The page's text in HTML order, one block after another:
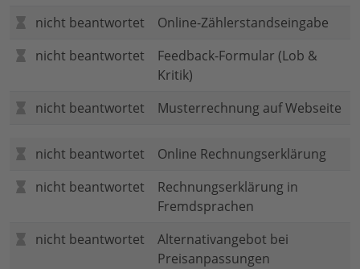
nicht beantwortet
Online-Zählerstandseingabe
nicht beantwortet
Feedback-Formular (Lob &
Kritik)
nicht beantwortet
Musterrechnung auf Webseite
nicht beantwortet
Online Rechnungserklärung
nicht beantwortet
Rechnungserklärung in
Fremdsprachen
nicht beantwortet
Alternativangebot bei
Preisanpassungen